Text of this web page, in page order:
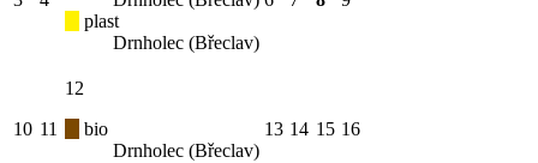
plast
Drnholec (Břeclav)
10 11
12
bio
Drnholec (Břeclav)
13 14 15 16